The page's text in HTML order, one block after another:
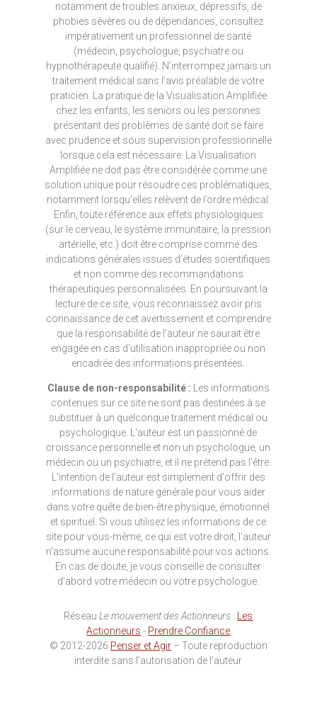
notamment de troubles anxieux, dépressifs, de
phobies sévères ou de dépendances, consultez
impérativement un professionnel de santé
(médecin, psychologue, psychiatre ou
hypnothérapeute qualifié). N’interrompez jamais un
traitement médical sans l’avis préalable de votre
praticien. La pratique de la Visualisation Amplifiée
chez les enfants, les seniors ou les personnes
présentant des problèmes de santé doit se faire
avec prudence et sous supervision professionnelle
lorsque cela est nécessaire. La Visualisation
Amplifiée ne doit pas être considérée comme une
solution unique pour résoudre ces problématiques,
notamment lorsqu’elles relèvent de l’ordre médical.
Enfin, toute référence aux effets physiologiques
(sur le cerveau, le système immunitaire, la pression
artérielle, etc.) doit être comprise comme des
indications générales issues d’études scientifiques
et non comme des recommandations
thérapeutiques personnalisées. En poursuivant la
lecture de ce site, vous reconnaissez avoir pris
connaissance de cet avertissement et comprendre
que la responsabilité de l’auteur ne saurait être
engagée en cas d’utilisation inappropriée ou non
encadrée des informations présentées.
Clause de non-responsabilité : Les informations
contenues sur ce site ne sont pas destinées à se
substituer à un quelconque traitement médical ou
psychologique. L'auteur est un passionné de
croissance personnelle et non un psychologue, un
médecin ou un psychiatre, et il ne prétend pas l'être.
L'intention de l'auteur est simplement d'offrir des
informations de nature générale pour vous aider
dans votre quête de bien-être physique, émotionnel
et spirituel. Si vous utilisez les informations de ce
site pour vous-même, ce qui est votre droit, l'auteur
n'assume aucune responsabilité pour vos actions.
En cas de doute, je vous conseille de consulter
d'abord votre médecin ou votre psychologue.
RéseauLe mouvement des Actionneurs :
Les
Actionneurs - Prendre Confiance
© 2012-2026 Penser et Agir– Toute reproduction
interdite sans l’autorisation de l’auteur